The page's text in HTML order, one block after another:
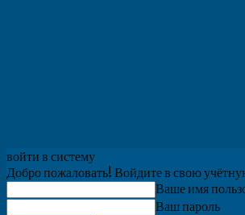
войти в систему
Добро пожаловать! Войдите в свою
Ваше имя
Ваш пароль